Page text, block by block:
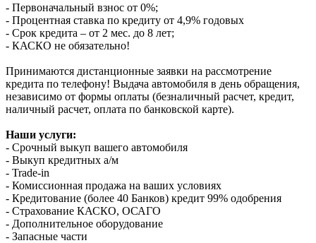
- Первоначальный взнос от 0%;
- Процентная ставка по кредиту от 4,9% годовых
- Срок кредита – от 2 мес. до 8 лет;
- КАСКО не обязательно!
Принимаются дистанционные заявки на рассмотрение
кредита по телефону! Выдача автомобиля в день обращения,
независимо от формы оплаты (безналичный расчет, кредит,
наличный расчет, оплата по банковской карте).
Наши услуги:
- Срочный выкуп вашего автомобиля
- Выкуп кредитных а/м
- Trade-in
- Комиссионная продажа на ваших условиях
- Кредитование (более 40 Банков) кредит 99% одобрения
- Страхование КАСКО, ОСАГО
- Дополнительное оборудование
- Запасные части